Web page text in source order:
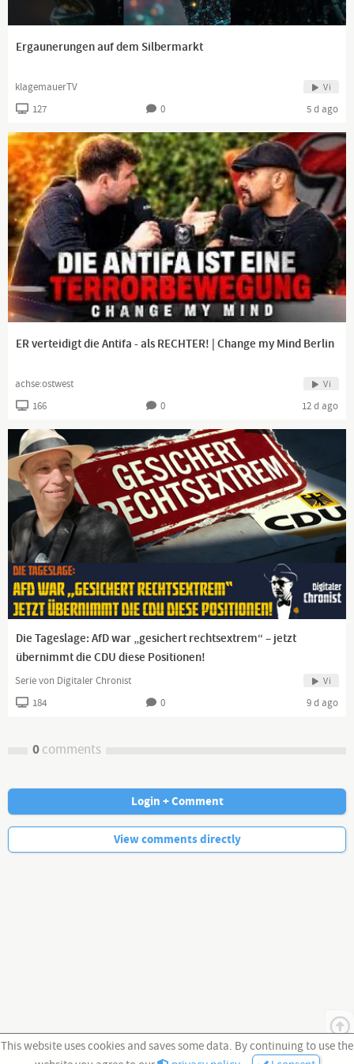
This website uses cookies and saves some data. By continuing to use the
Ergaunerungen auf dem Silbermarkt
klagemauerTV Vi
127 0 5 d ago
ER verteidigt die Antifa - als RECHTER! | Change my Mind Berlin
achse:ostwest Vi
166 0 12 d ago
Die Tageslage: AfD war „gesichert rechtsextrem“ – jetzt
übernimmt die CDU diese Positionen!
Serie von Digitaler Chronist Vi
184 0 9 d ago
0comments
No more comments.
Login + Comment
View comments directly